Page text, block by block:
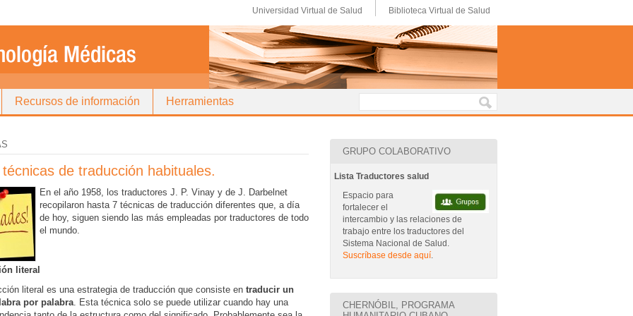
Universidad Virtual de Salud Biblioteca Virtual de Salud
Recursos de información Herramientas
de traducción habituales.
En el año 1958, los traductores J. P. Vinay y de J. Darbelnet
recopilaron hasta 7 técnicas de traducción diferentes que, a día
de hoy, siguen siendo las más empleadas por traductores de todo
el mundo.
literal
literal es una estrategia de traducción que consiste entraducir un
por palabra. Esta técnica solo se puede utilizar cuando hay una
GRUPO COLABORATIVO
Lista Traductores salud
Espacio para
fortalecer el
intercambio y las relaciones de
trabajo entre los traductores del
Sistema Nacional de Salud.
Suscríbase desde aquí.
CHERNÓBIL, PROGRAMA